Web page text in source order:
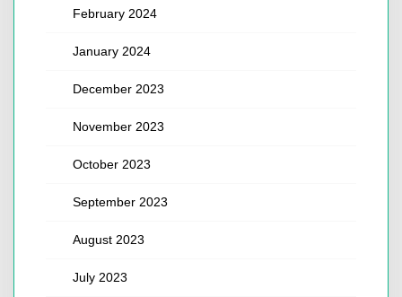
February 2024
January 2024
December 2023
November 2023
October 2023
September 2023
August 2023
July 2023